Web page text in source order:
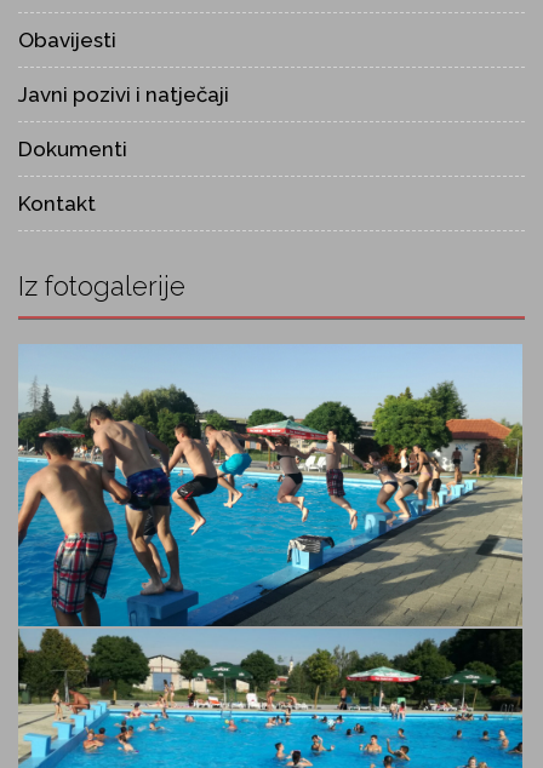
Obavijesti
Javni pozivi i natječaji
Dokumenti
Kontakt
Iz fotogalerije